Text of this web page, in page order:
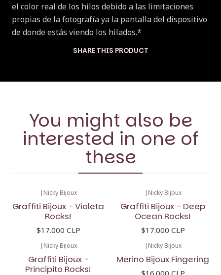
el color real de los hilos debido a las limitaciones
propias de la fotografía ya la pantalla del dispositivo
de donde estás viendo los hilados.*
SHARE THIS PRODUCT
You might also be
interested in one of
these
| Nicky Bijoux
Graffiti Bijoux - Violeta
Rocks!
$17.000 CLP
| Nicky Bijoux
Graffiti Bijoux - Deep
Ocean Rocks!
$17.000 CLP
| Nicky Bijoux
Graffiti Bijoux -
Principito Rocks!
| Nicky Bijoux
Merino Bijoux Fingering